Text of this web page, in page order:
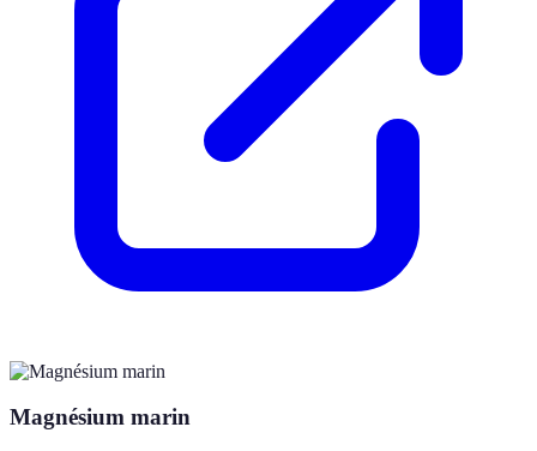
Magnésium marin